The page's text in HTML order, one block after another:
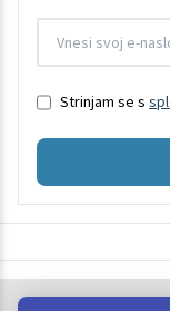
Strinjam se s